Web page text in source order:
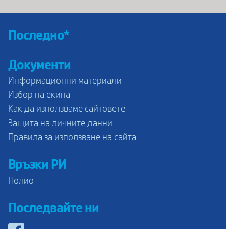
Последно*
Документи
Информационни материали
Избор на екипа
Как да използваме сайтовете
Защита на личните данни
Правила за използване на сайта
Връзки РИ
Полио
Последвайте ни